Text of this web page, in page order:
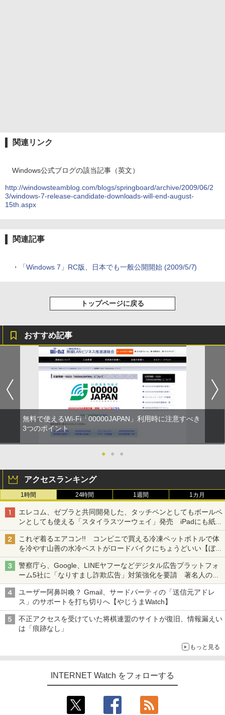
関連リンク
Windows公式ブログの該当記事（英文）
http://windowsteamblog.com/blogs/springboard/archive/2009/06/2
3/windows-7-release-candidate-downloads-will-end-august-
15th.aspx
関連記事
・ 「Windows 7」RC版、日本でも一般公開開始 (2009/5/7)
トップページに戻る
おすすめ記事
無料で使えるWi-Fi「00000JAPAN」利用時に注意すべき
3つのポイント
● ● ●
アクセスランキング
1時間 24時間 1週間 1カ月
エレコム、ゼブラと共同開発した、タッチペンとしてもボールペ
ンとしても使える「スタイラスツーウェイ」発売 iPadにも紙に
も、持ち替えずに書き込める
これぞ着るエアコン!! コンビニで買える冷凍ペットボトルで体
を冷やす山善の水冷ベストがロードバイクにちょうどいい【ぼっ
ち・ざ・ろーど！その14】【空いた時間でなにしてる？】
警察庁ら、Google、LINEヤフーなどデジタル広告プラットフォ
ーム5社に「なりすまし詐欺広告」対策強化を要請 著名人の写
真や映像を使った投資詐欺などへの対策として
ユーザー阿鼻叫喚？ Gmail、サードパーティの「送信元アドレ
ス」のサポートを打ち切りへ【やじうまWatch】
不正アクセスを受けていた将棋連盟のサイトが復旧、情報漏えい
は「痕跡なし」
もっと見る
INTERNET Watch をフォローする